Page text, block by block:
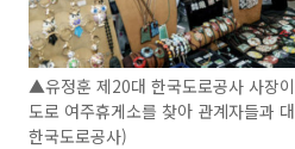
▲유정훈 제20대 한국도로공사 사장
도로 여주휴게소를 찾아 관계자들과
한국도로공사)